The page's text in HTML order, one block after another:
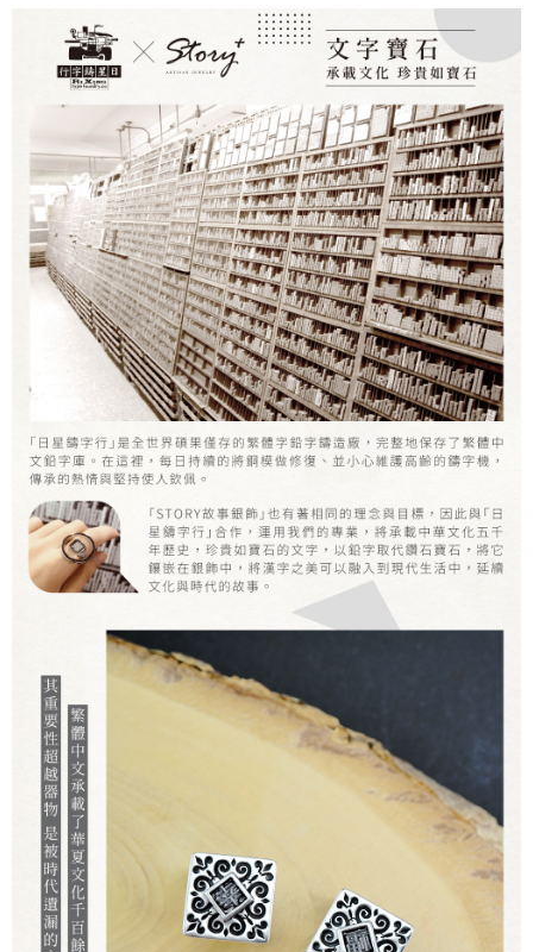
Taishin
Bank CTBC
Syarikat Kad Kredit
Rakuten Taiwan
2. Anda boleh meneruskan pembayaran selepas pengesahan SMS.
3. Tiada bayaran diperlukan apabila pesanan disahkan. Produk akan
dihantar ke alamat yang ditetapkan.
4. Setelah pesanan disahkan, anda akan menerima SMS pembayaran
manakala ahli aplikasi akan menerima pemberitahuan tolak aplikasi
5. Tiada bayaran diperlukan apabila anda menerima produk. Sila buat
pembayaran di empat kedai serbaneka utama, ATM atau perbankan
dalam talian dengan SMS pembayaran atau pemberitahuan tolak aplikasi
AFTEE.
Sila ambil perhatian bahawa tempoh pembayaran adalah 14 hari. Walau
bagaimanapun, bagi mereka yang telah memuat turun Aplikasi AFTEE
dan mendaftar sebagai ahli AFTEE boleh menikmati tempoh pembayaran
sehingga 45 hari.
Tempoh pembayaran dikira dari masa kedai meminta pembayaran anda,
ditambah dengan bilangan hari yang boleh dilanjutkan oleh AFTEE. Anda
boleh melanjutkan tempoh pembayaran anda sebelum anda menerima
menerima pesanan anda semasa tempoh pembayaran (cth.: produk
prapesanan atau produk yang mungkin mengambil masa yang lebih
kepada AFTEE dalam tempoh sama ada anda menerima pesanan.
Kedua, Sekatan Pembayaran
1. Jumlah yang diperakui untuk pengguna kali pertama boleh sehingga
NT$10,000. Amaun diperakui sebenar yang diluluskan akan berdasarkan
keputusan pensijilan dan semakan oleh AFTEE.
2. Amaun perbelanjaan minimum mestilah lebih besar daripada NT$20.
3. Pada masa ini hanya tersedia untuk ahli Taiwan.
Ketiga, Syarat Perkhidmatan
Perkhidmatan AFTEE Beli Sekarang Bayar Kemudian disediakan oleh NP
Taiwan, Inc. dan AFTEE akan membuat bil kepada pengguna. AFTEE
akan menggunakan data peribadi yang dikumpul (termasuk nama
pembeli, no. telefon, nama penerima, no. telefon, alamat penerima) untuk
penggunaan perkhidmatan. Sila rujuk kepada "Penyata Pengumpulan
Data Peribadi, Pemprosesan, Penggunaan"
(https://aftee.tw/privacypolicy/) untuk maklumat lanjut.
Jumlah yang diperakui untuk pengguna kali pertama yang lulus
kelulusan boleh sehingga NT$10,000. Jika pengguna tidak membuat
pembayaran dalam tempoh tersebut, yuran pembayaran lewat sebanyak
Pilihan Penghantaran
付款後全家取貨
NT$60/pesanan | Penghantaran percuma untuk pesanan
NT$1,500 atau lebih
付款後7-11取貨
NT$60/pesanan | Penghantaran percuma untuk pesanan
NT$1,500 atau lebih
宅配
NT$60/pesanan | Penghantaran percuma untuk pesanan
NT$1,500 atau lebih
付款後門市自取
Penghantaran percuma
國家/地區配送 Kadar Penghantaran